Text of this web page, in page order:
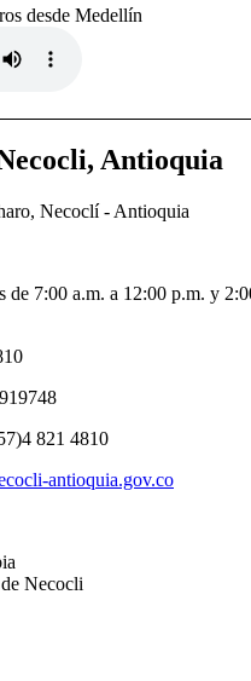
desde Medellín
Antioquia
Necoclí - Antioquia
de 7:00 a.m. a 12:00 p.m. y
821 4810
antioquia.gov.co